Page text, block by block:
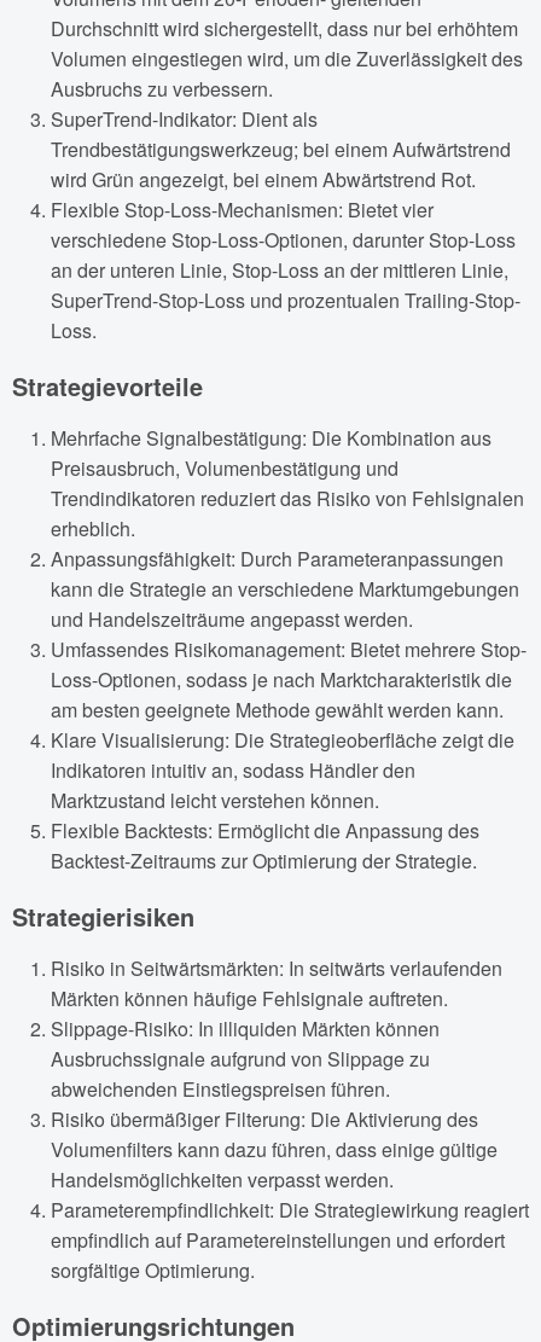
Durchschnitt wird sichergestellt, dass nur bei erhöhtem
Volumen eingestiegen wird, um die Zuverlässigkeit des
Ausbruchs zu verbessern.
SuperTrend-Indikator: Dient als
Trendbestätigungswerkzeug; bei einem Aufwärtstrend
wird Grün angezeigt, bei einem Abwärtstrend Rot.
Flexible Stop-Loss-Mechanismen: Bietet vier
verschiedene Stop-Loss-Optionen, darunter Stop-Loss
an der unteren Linie, Stop-Loss an der mittleren Linie,
SuperTrend-Stop-Loss und prozentualen Trailing-Stop-
Loss.
Strategievorteile
Mehrfache Signalbestätigung: Die Kombination aus
Preisausbruch, Volumenbestätigung und
Trendindikatoren reduziert das Risiko von Fehlsignalen
erheblich.
Anpassungsfähigkeit: Durch Parameteranpassungen
kann die Strategie an verschiedene Marktumgebungen
und Handelszeiträume angepasst werden.
Umfassendes Risikomanagement: Bietet mehrere Stop-
Loss-Optionen, sodass je nach Marktcharakteristik die
am besten geeignete Methode gewählt werden kann.
Klare Visualisierung: Die Strategieoberfläche zeigt die
Indikatoren intuitiv an, sodass Händler den
Marktzustand leicht verstehen können.
Flexible Backtests: Ermöglicht die Anpassung des
Backtest-Zeitraums zur Optimierung der Strategie.
Strategierisiken
Risiko in Seitwärtsmärkten: In seitwärts verlaufenden
Märkten können häufige Fehlsignale auftreten.
Slippage-Risiko: In illiquiden Märkten können
Ausbruchssignale aufgrund von Slippage zu
abweichenden Einstiegspreisen führen.
Risiko übermäßiger Filterung: Die Aktivierung des
Volumenfilters kann dazu führen, dass einige gültige
Handelsmöglichkeiten verpasst werden.
Parameterempfindlichkeit: Die Strategiewirkung reagiert
empfindlich auf Parametereinstellungen und erfordert
sorgfältige Optimierung.
Optimierungsrichtungen